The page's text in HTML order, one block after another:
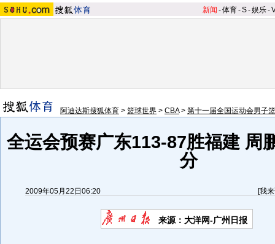
新闻 -体育-S-娱乐-
阿迪达斯搜狐体育 > 篮球世界 > CBA> 第十一届全国运动会男子
全运会预赛广东113-87胜福建 周
分
2009年05月22日06:20 [我
来源： 大洋网-广州日报